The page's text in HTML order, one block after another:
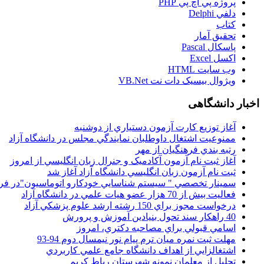
پروژه پي اچ پي PHP
دلفي Delphi
کتاب
تحقيق آمار
پاسکال Pascal
اکسل Excel
وب سايت HTML
ويژوال بيسيک دات نت VB.Net
اخبار دانشگاهی
آغاز توزيع کارت آزمون دستياري از دوشنبه
ممنوعيت اشتغال داوطلبان نمايندگي مجلس در دانشگاه آزاد
رتبه بندي فرهنگيان از مهر
آغاز ثبت نام آزمون آکادميک و جنرال زبان انگليسي از امروز
ثبت نام آزمون زبان انگليسي دانشگاه آزاد آغاز شد
سمينار تخصصي " سيستم شناسايي خودکارو اتوماسيون"در
فعاليت بيش از 70 هزار عضو هيات علمي در دانشگاه آزاد
درخواست مجوز براي 150 رشته ارشد علوم پزشکي آزاد
40 راهکار سند تحول بنيادين آموزش و پرورش
اسامي قبولي براي مصاحبه دکتري، امروز
مهلت ثبت نمره میان ترم پیام نور نیمسال دوم 94-93
اشتغالزايي از اهداف دانشگاه جامع علمي کاربردي
تجليل از معلمان نمونه شهرستان رباط کريم